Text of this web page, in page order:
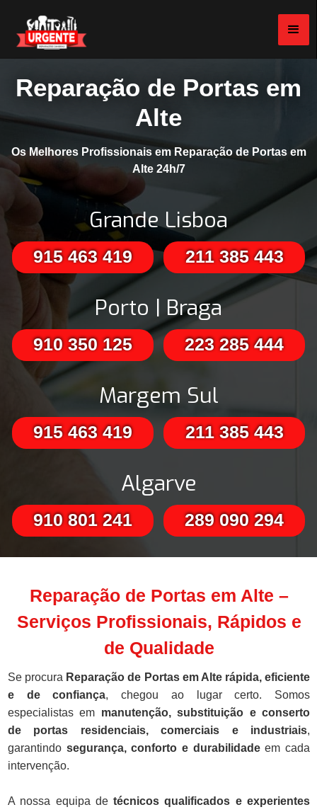
Reparação de Portas em
Alte
Os Melhores Profissionais em Reparação de Portas em
Alte 24h/7
Grande Lisboa
915 463 419 211 385 443
Porto | Braga
910 350 125 223 285 444
Margem Sul
915 463 419 211 385 443
Algarve
910 801 241 289 090 294
Reparação de Portas em Alte –
Serviços Profissionais, Rápidos e
de Qualidade
Se procura Reparação de Portas em Alte rápida, eficiente
e de confiança, chegou ao lugar certo. Somos
especialistas em manutenção, substituição e conserto
de portas residenciais, comerciais e industriais,
garantindo segurança, conforto e durabilidadeem cada
intervenção.
A nossa equipa detécnicos qualificados e experientes